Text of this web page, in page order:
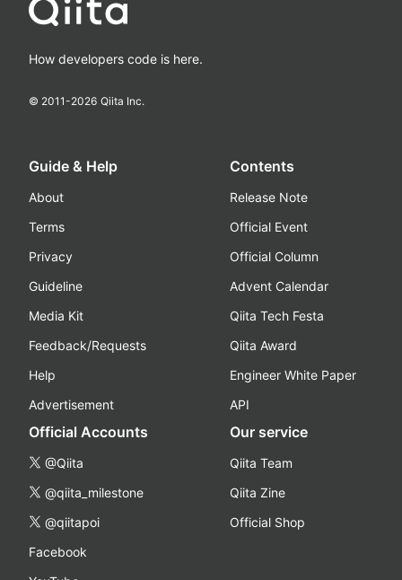
How developers code is here.
© 2011-2026 Qiita Inc.
Guide & Help
About
Terms
Privacy
Guideline
Media Kit
Feedback/Requests
Help
Advertisement
Contents
Release Note
Official Event
Official Column
Advent Calendar
Qiita Tech Festa
Qiita Award
Engineer White Paper
API
Official Accounts
@Qiita
@qiita_milestone
@qiitapoi
Facebook
Our service
Qiita Team
Qiita Zine
Official Shop